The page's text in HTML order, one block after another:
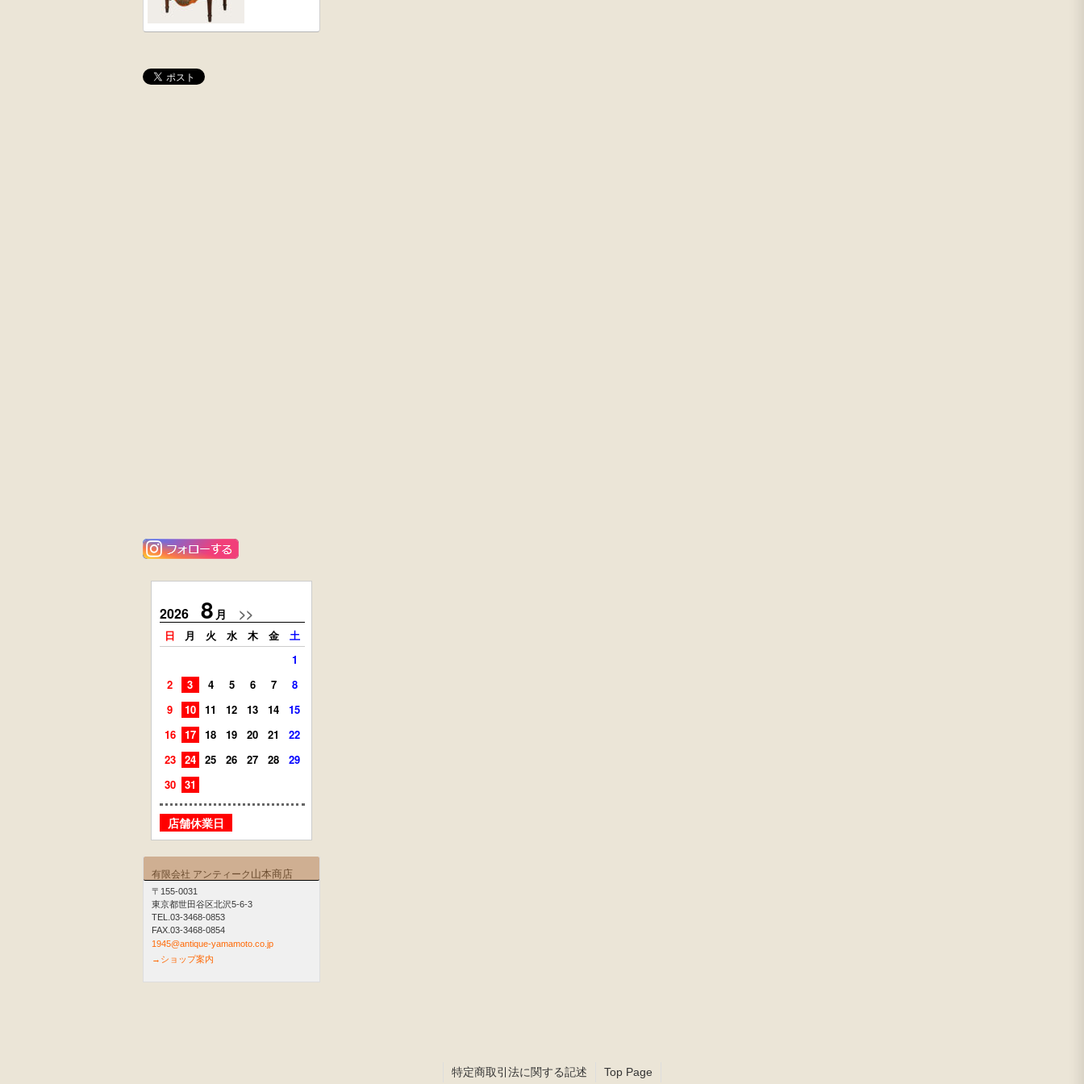
2026 8 月 >>
日 月 火 水 木 金
土
1
2
3 4 5 6 7
8
9
10 11 12 13 14
15
16
17 18 19 20 21
22
23
24 25 26 27 28
29
30
31
店舗休業日
有限会社 アンティーク 山本商店
〒155-0031
東京都世田谷区北沢5-6-3
TEL.03-3468-0853
FAX.03-3468-0854
1945@antique-yamamoto.co.jp
→ショップ案内
特定商取引法に関する記述 Top Page